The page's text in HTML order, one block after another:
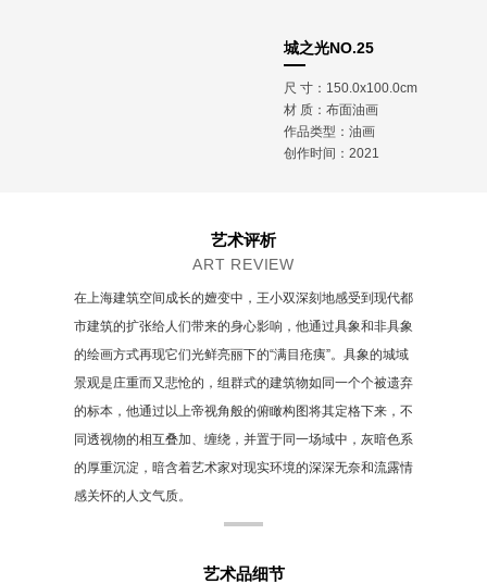
城之光NO.25
尺 寸：150.0x100.0cm
材 质： 布面油画
作品类型：油画
创作时间：2021
艺术评析
ART REVIEW
在上海建筑空间成长的嬗变中，王小双深刻地感受到现代都
市建筑的扩张给人们带来的身心影响，他通过具象和非具象
的绘画方式再现它们光鲜亮丽下的“满目疮痍”。具象的城域
景观是庄重而又悲怆的，组群式的建筑物如同一个个被遗弃
的标本，他通过以上帝视角般的俯瞰构图将其定格下来，不
同透视物的相互叠加、缠绕，并置于同一场域中，灰暗色系
的厚重沉淀，暗含着艺术家对现实环境的深深无奈和流露情
感关怀的人文气质。
艺术品细节